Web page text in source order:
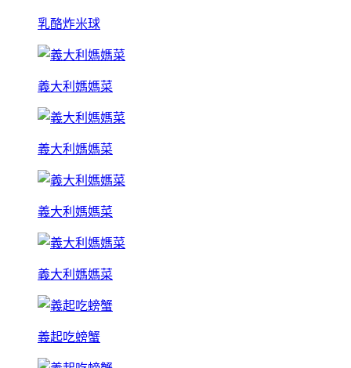
乳酪炸米球
義大利媽媽菜
義大利媽媽菜
義大利媽媽菜
義大利媽媽菜
義起吃螃蟹